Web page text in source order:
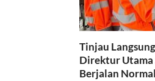
Tinjau
Direktur Utama
Berjalan Normal